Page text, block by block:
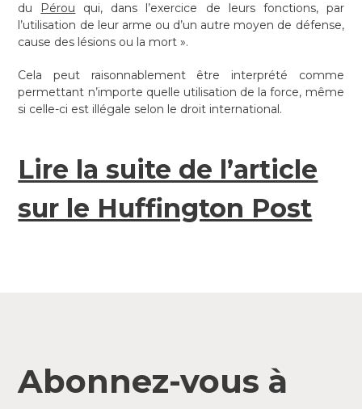
du Pérou qui, dans l’exercice de leurs fonctions, par
l’utilisation de leur arme ou d’un autre moyen de défense,
cause des lésions ou la mort ».
Cela peut raisonnablement être interprété comme
permettant n’importe quelle utilisation de la force, même
si celle-ci est illégale selon le droit international.
Lire la suite de l’article
sur le Huffington Post
Abonnez-vous à